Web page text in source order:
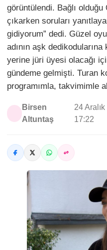
görüntülendi. Bağlı olduğu
çıkarken soruları
gidiyorum” dedi. Güzel
adının aşk dedikodularına
yerine jüri üyesi olacağı
gündeme gelmişti. Turan
programımla, takvimimle
Birsen
Altuntaş
24
17:22